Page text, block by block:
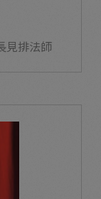
見排法師